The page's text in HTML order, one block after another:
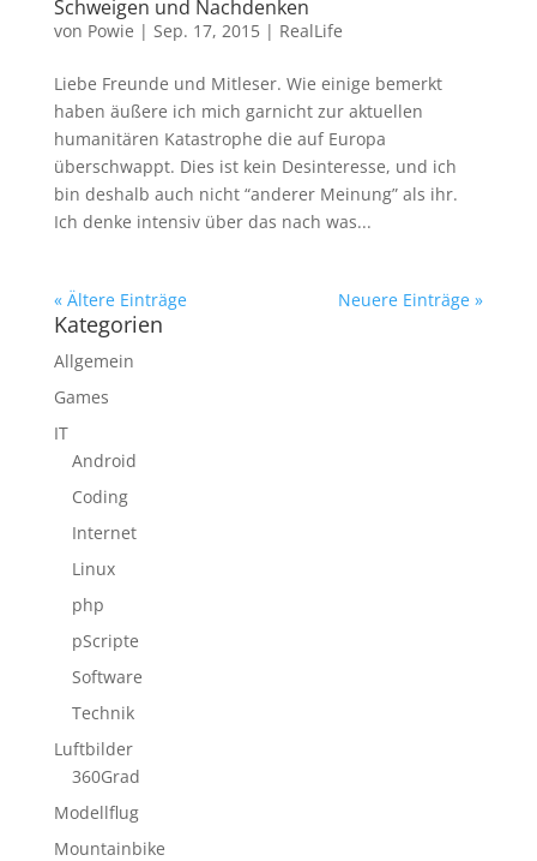
Schweigen und Nachdenken
von Powie | Sep. 17, 2015| RealLife
Liebe Freunde und Mitleser. Wie einige bemerkt
haben äußere ich mich garnicht zur aktuellen
humanitären Katastrophe die auf Europa
überschwappt. Dies ist kein Desinteresse, und ich
bin deshalb auch nicht “anderer Meinung” als ihr.
Ich denke intensiv über das nach was...
« Ältere Einträge Neuere Einträge »
Kategorien
Allgemein
Games
IT
Android
Coding
Internet
Linux
php
pScripte
Software
Technik
Luftbilder
360Grad
Modellflug
Mountainbike